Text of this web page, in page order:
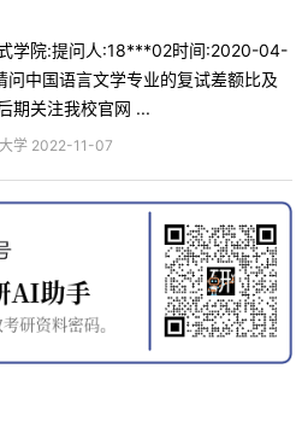
学院:提问人:18***02时间:2020-04-
中国语言文学专业的复试差额比及
期关注我校官网 ...
学 2022-11-07